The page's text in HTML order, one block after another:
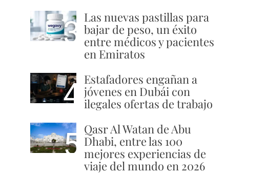
3 Las nuevas pastillas para
bajar de peso, un éxito
entre médicos y pacientes
en Emiratos
4 Estafadores engañan a
jóvenes en Dubái con
ilegales ofertas de trabajo
5 Qasr Al Watan de Abu
Dhabi, entre las 100
mejores experiencias de
viaje del mundo en 2026